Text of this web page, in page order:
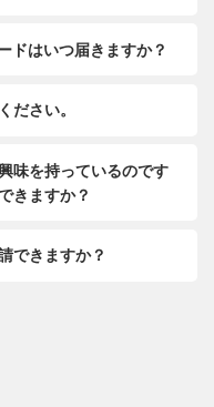
ドはいつ届きますか？
ださい。
味を持っているのです
きますか？
できますか？